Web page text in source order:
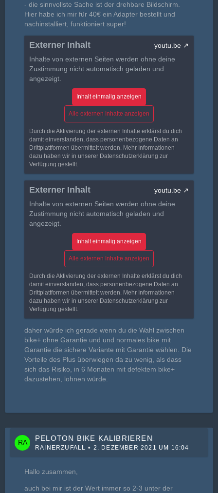
- die sinnvollste Sache ist der drehbare Bildschirm.
Hier habe ich mir für 40€ ein Adapter bestellt und
nachinstalliert, funktioniert super!
Externer Inhalt
youtu.be
Inhalte von externen Seiten werden ohne deine
Zustimmung nicht automatisch geladen und
angezeigt.
Inhalt einmalig anzeigen
Alle externen Inhalte anzeigen
Durch die Aktivierung der externen Inhalte erklärst du dich
damit einverstanden, dass personenbezogene Daten an
Drittplattformen übermittelt werden. Mehr Informationen
dazu haben wir in unserer Datenschutzerklärung zur
Verfügung gestellt.
Externer Inhalt
youtu.be
Inhalte von externen Seiten werden ohne deine
Zustimmung nicht automatisch geladen und
angezeigt.
Inhalt einmalig anzeigen
Alle externen Inhalte anzeigen
Durch die Aktivierung der externen Inhalte erklärst du dich
damit einverstanden, dass personenbezogene Daten an
Drittplattformen übermittelt werden. Mehr Informationen
dazu haben wir in unserer Datenschutzerklärung zur
Verfügung gestellt.
daher würde ich gerade wenn du die Wahl zwischen
bike+ ohne Garantie und und normales bike mit
Garantie die sichere Variante mit Garantie wählen. Die
Vorteile des Plus überwiegen da zu wenig, als dass
sich das Risiko, in 6 Monaten mit defektem bike+
dazustehen, lohnen würde.
PELOTON BIKE KALIBRIEREN
RAINERZUFALL 2. DEZEMBER 2021 UM 16:04
Hallo zusammen,
auch bei mir ist der Wert immer so 2-3 unter der